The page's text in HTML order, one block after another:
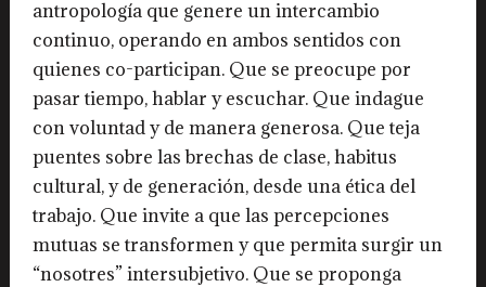
antropología que genere un intercambio
continuo, operando en ambos sentidos con
quienes co-participan. Que se preocupe por
pasar tiempo, hablar y escuchar. Que indague
con voluntad y de manera generosa. Que teja
puentes sobre las brechas de clase, habitus
cultural, y de generación, desde una ética del
trabajo. Que invite a que las percepciones
mutuas se transformen y que permita surgir un
“nosotres” intersubjetivo. Que se proponga